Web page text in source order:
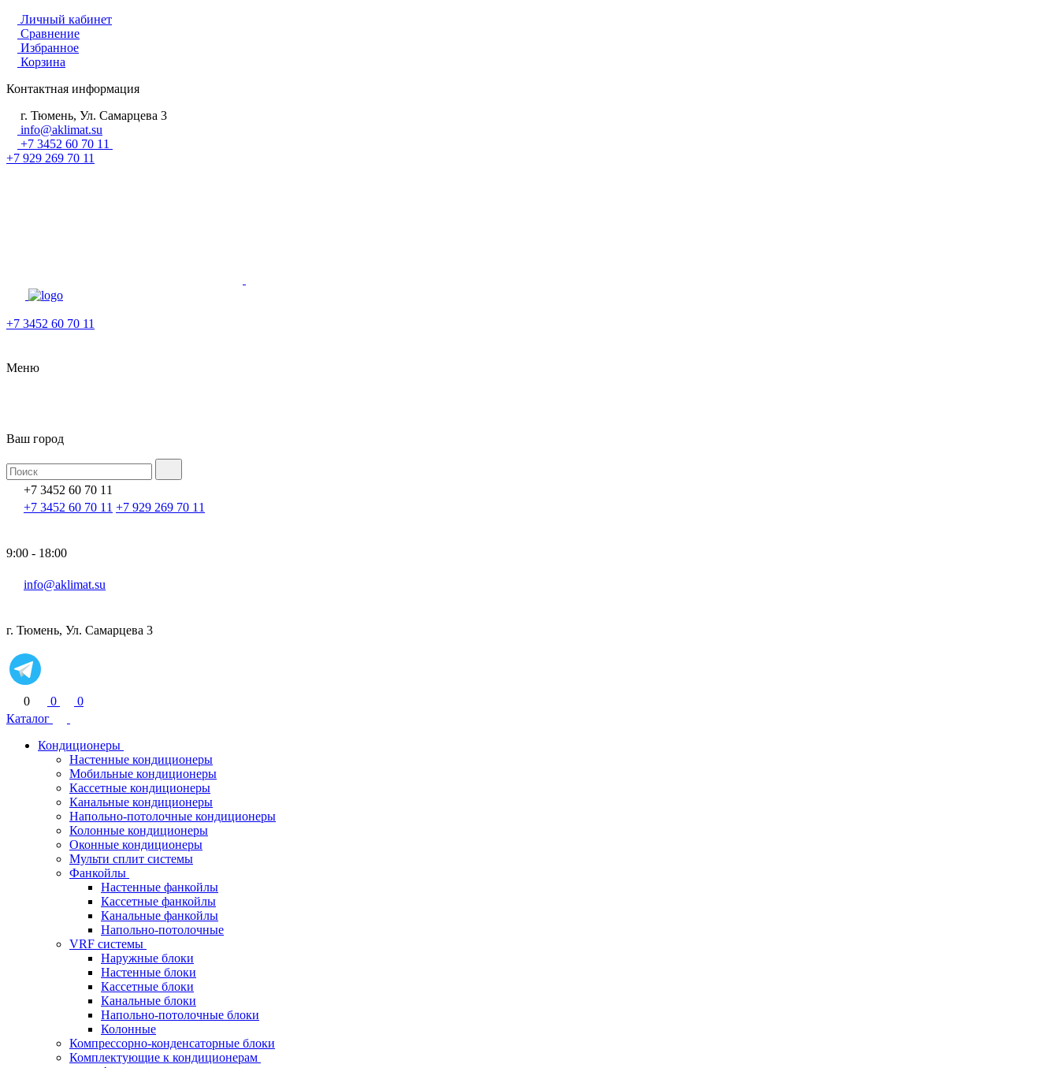
Личный кабинет
Сравнение
Избранное
Корзина
Контактная информация
г. Тюмень, Ул. Самарцева 3
info@aklimat.su
+7 3452 60 70 11
+7 929 269 70 11
+7 3452 60 70 11
Меню
Ваш город
+7 3452 60 70 11
+7 3452 60 70 11 +7 929 269 70 11
9:00 - 18:00
info@aklimat.su
г. Тюмень, Ул. Самарцева 3
0 0
0
Каталог
Кондиционеры
Настенные кондиционеры
Мобильные кондиционеры
Кассетные кондиционеры
Канальные кондиционеры
Напольно-потолочные кондиционеры
Колонные кондиционеры
Оконные кондиционеры
Мульти сплит системы
Фанкойлы
Настенные фанкойлы
Кассетные фанкойлы
Канальные фанкойлы
Напольно-потолочные
VRF системы
Наружные блоки
Настенные блоки
Кассетные блоки
Канальные блоки
Напольно-потолочные блоки
Колонные
Компрессорно-конденсаторные блоки
Комплектующие к кондиционерам